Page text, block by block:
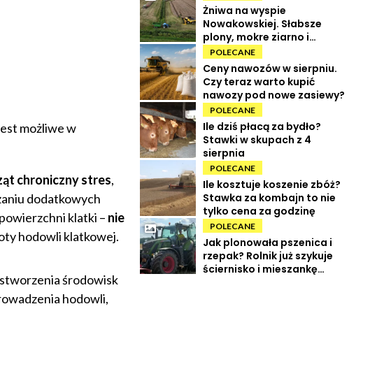
możliwe w
chroniczny stres,
dodatkowych
klatki – nie
hodowli klatkowej.
środowisk
hodowli,
Żniwa na wyspie
Nowakowskiej. Słabsze
plony, mokre ziarno i
wysokie koszty
POLECANE
Ceny nawozów w sierpniu.
Czy teraz warto kupić
nawozy pod nowe zasiewy?
POLECANE
Ile dziś płacą za bydło?
Stawki w skupach z 4
sierpnia
POLECANE
Ile kosztuje koszenie zbóż?
Stawka za kombajn to nie
tylko cena za godzinę
POLECANE
Jak plonowała pszenica i
rzepak? Rolnik już szykuje
ściernisko i mieszankę